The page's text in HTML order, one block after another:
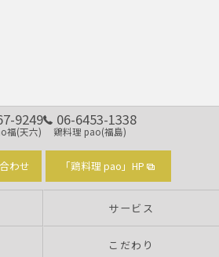
9249
福(天六)
06-6453-1338
鶏料理 pao(福島)
わせ 「鶏料理 pao」HP
サービス
こだわり